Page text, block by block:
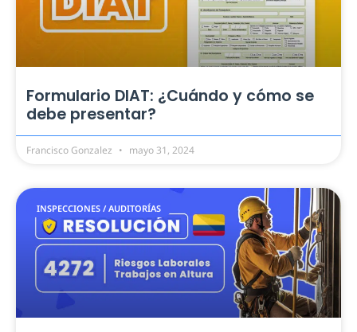
Formulario DIAT: ¿Cuándo y cómo se
debe presentar?
Francisco Gonzalez mayo 31, 2024
INSPECCIONES / AUDITORÍAS